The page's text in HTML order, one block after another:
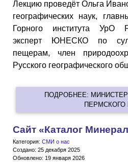
Лекцию проведёт Ольга
географических наук,
Горного института УрО
эксперт ЮНЕСКО по
пещерам, член
Русского географического
ПОДРОБНЕЕ:
ПЕРМСКОГО
Сайт «Каталог
Категория: СМИ о нас
Создано: 25 декабря 2025
Обновлено: 19 января 2026